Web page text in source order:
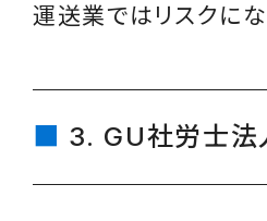
運送業ではリスクにな
3. GU社労士法